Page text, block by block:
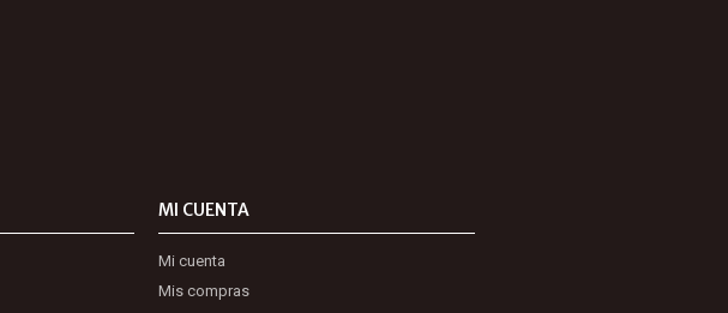
MI CUENTA
Mi cuenta
Mis compras